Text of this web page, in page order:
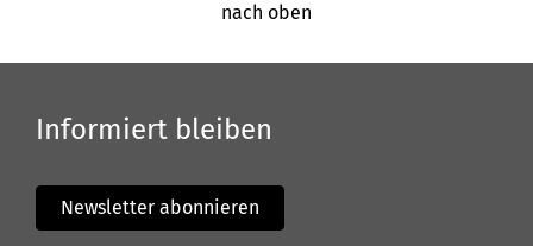
nach oben
Informiert bleiben
Newsletter abonnieren